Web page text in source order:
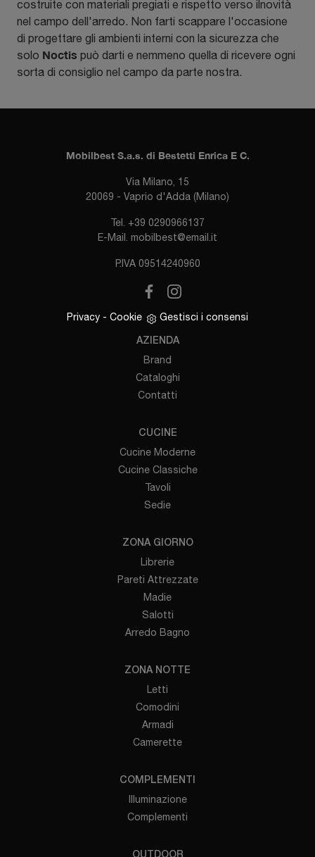
costruite con materiali pregiati e rispetto verso ilnovità
nel campo dell'arredo. Non farti scappare l'occasione
di progettare gli ambienti interni con la sicurezza che
solo Noctis può darti e nemmeno quella di ricevere ogni
sorta di consiglio nel campo da parte nostra.
Mobilbest S.a.s. di Bestetti Enrica E C.
Via Milano, 15
20069 - Vaprio d'Adda (Milano)
Tel. +39 0290966137
E-Mail. mobilbest@email.it
P.IVA 09514240960
Privacy - Cookie Gestisci i consensi
AZIENDA
Brand
Cataloghi
Contatti
CUCINE
Cucine Moderne
Cucine Classiche
Tavoli
Sedie
ZONA GIORNO
Librerie
Pareti Attrezzate
Madie
Salotti
Arredo Bagno
ZONA NOTTE
Letti
Comodini
Armadi
Camerette
COMPLEMENTI
Illuminazione
Complementi